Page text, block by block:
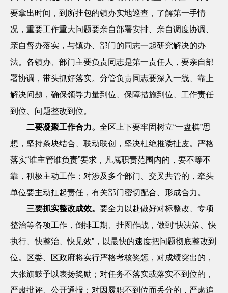
要拿出时间，到所挂包的镇办实地巡查，了解第一手情
况，重要工作重大问题要亲自部署安排、亲自调度协调、
亲自督办落实，与镇办、部门的同志一起研究解决的办
法。各镇办、部门主要负责同志是第一责任人，要亲自部
署协调，带头抓好落实。分管负责同志要深入一线、靠上
解决问题，确保领导力量到位、保障措施到位、工作责任
到位、问题整改到位。
二要凝聚工作合力。 全区上下要牢固树立“一盘棋”思
想，坚持条块结合、联动联创，坚决杜绝推诿扯皮。严格
落实“谁主管谁负责”要求，凡属职责范围内的，要不等不
靠，积极主动工作；对涉及多个部门、交叉共管的，牵头
单位要主动扛起责任，有关部门密切配合、形成合力。
三要抓实整改成效。 要全力以赴做好对标整改、专项
整治等各项工作，倒排工期、挂图作战，做到 “快决策、快
执行、快整治、快见效”，以最快的速度把问题彻底整改到
位。区委、区政府将实行严格考核奖惩，对成绩突出的，
大张旗鼓予以表扬奖励；对任务不落实或落实不到位的，
严肃批评、公开通报；对因履职不到位而丢分的，严肃追